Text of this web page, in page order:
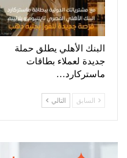
البنك الأهلي يطلق حملة
جديدة لعملاء بطاقات
ماستركارد…
السابق التالي